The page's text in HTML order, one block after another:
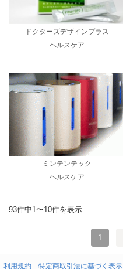
ドクターズデザインプラス
ヘルスケア
ミンテンテック
ヘルスケア
93件中1〜10件を表示
1
利用規約 特定商取引法に基づく表示